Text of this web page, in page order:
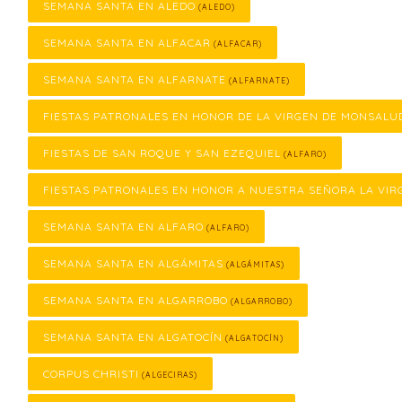
SEMANA SANTA EN ALEDO (ALEDO)
SEMANA SANTA EN ALFACAR (ALFACAR)
SEMANA SANTA EN ALFARNATE (ALFARNATE)
FIESTAS PATRONALES EN HONOR DE LA VIRGEN DE
FIESTAS DE SAN ROQUE Y SAN EZEQUIEL (ALFARO)
FIESTAS PATRONALES EN HONOR A NUESTRA SEÑORA LA
SEMANA SANTA EN ALFARO (ALFARO)
SEMANA SANTA EN ALGÁMITAS (ALGÁMITAS)
SEMANA SANTA EN ALGARROBO (ALGARROBO)
SEMANA SANTA EN ALGATOCÍN (ALGATOCÍN)
CORPUS CHRISTI (ALGECIRAS)